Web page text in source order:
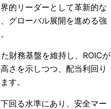
的リーダーとして革新的な
グローバル展開を進める強
財務基盤を維持し、ROICが
さを示しつつ、配当利回り
す。
回る水準にあり、安全マー